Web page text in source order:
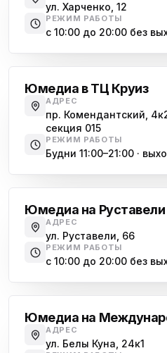
ул. Харченко, 12
РЕЖИМ РАБОТЫ
с 10:00 до 20:00 без
Юмедиа в ТЦ Круиз
АДРЕС
пр. Комендантский,
секция 015
РЕЖИМ РАБОТЫ
Будни 11:00–21:00 ·
Юмедиа на Руставели
АДРЕС
ул. Руставели, 66
РЕЖИМ РАБОТЫ
с 10:00 до 20:00 без
Юмедиа на
АДРЕС
ул. Белы Куна, 24к1